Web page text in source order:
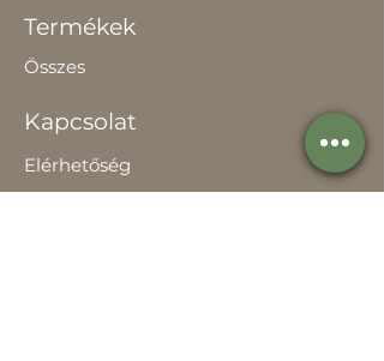
Termékek
Összes
Kapcsolat
Elérhetőség